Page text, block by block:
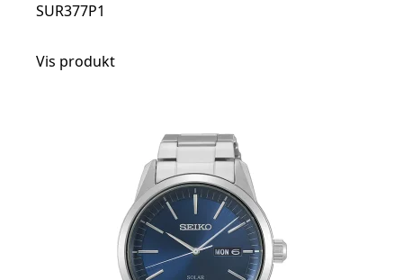
SUR377P1
Vis produkt